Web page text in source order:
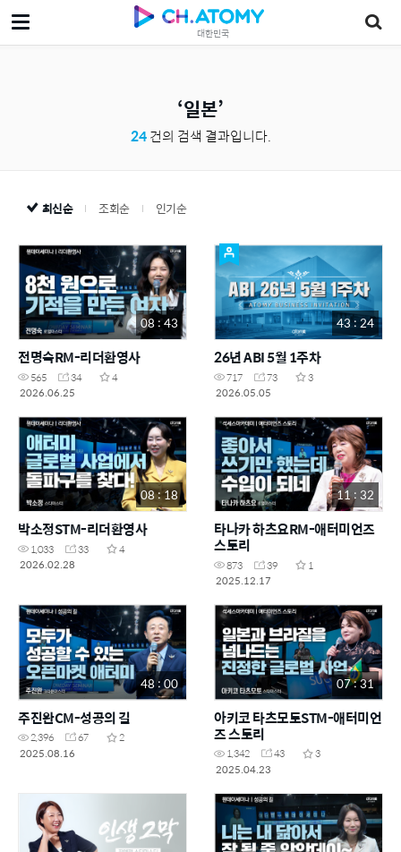
대한민국
일본
24건의 검색 결과입니다.
최신순 조회순 인기순
08 : 43
전명숙RM-리더환영사
565 34
4
2026.06.25
43 : 24
26년 ABI 5월 1주차
717 73
3
2026.05.05
08 : 18
박소정STM-리더환영사
1,033 33
4
2026.02.28
11 : 32
타나카 하츠요RM-애터미언즈
스토리
873 39
1
2025.12.17
48 : 00
주진완CM-성공의 길
2,396 67
2
2025.08.16
07 : 31
아키코 타츠모토STM-애터미언
즈 스토리
1,342 43
3
2025.04.23